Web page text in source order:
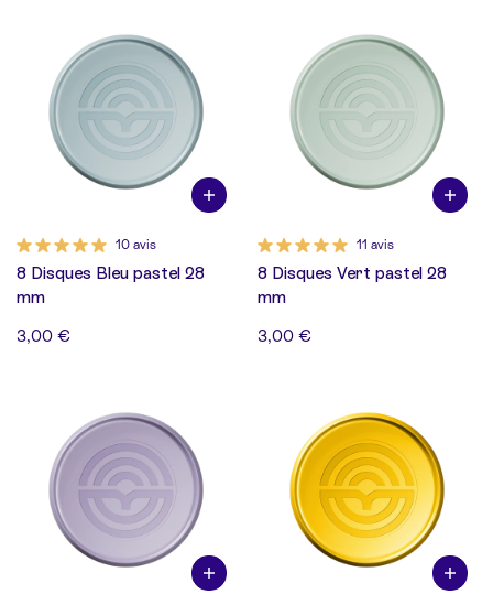
10 avis
8 Disques Bleu pastel 28
mm
3,00 €
11 avis
8 Disques Vert pastel 28
mm
3,00 €